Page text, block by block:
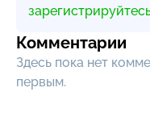
Комментарии
Здесь пока нет
первым.